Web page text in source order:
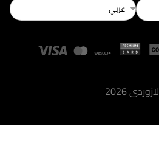
عربي
لازوردى2026